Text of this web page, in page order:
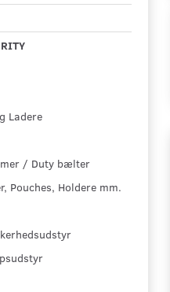
Ladere
/ Duty bælter
Pouches, Holdere mm.